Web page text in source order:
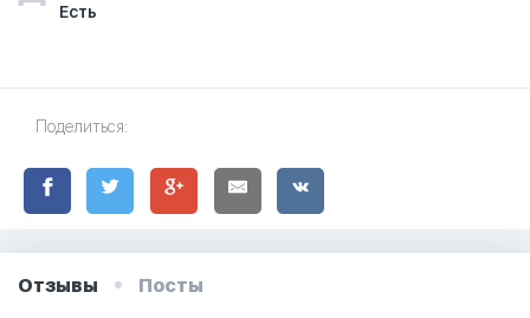
Есть
Поделиться:
Отзывы Посты